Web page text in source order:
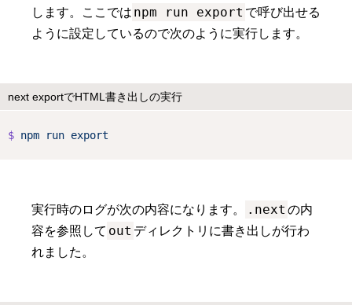
します。ここでは npm run export で呼び出せる
ように設定しているので次のように実行します。
next exportでHTML書き出しの実行
$ npm run export
実行時のログが次の内容になります。 .next の内
容を参照して out ディレクトリに書き出しが行わ
れました。